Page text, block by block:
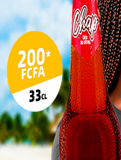
de la commune Binah
affirmé que les autorités
les dirigeants de
correctement les
suivie
la ville.
et